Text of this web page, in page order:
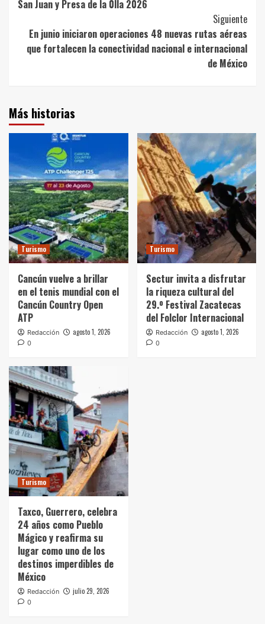
San Juan y Presa de la 0lla 2026
Siguiente
En junio iniciaron operaciones 48 nuevas rutas aéreas
que fortalecen la conectividad nacional e internacional
de México
Más historias
Turismo
Cancún vuelve a brillar
en el tenis mundial con el
Cancún Country Open
ATP
Redacción agosto 1, 2026
0
Turismo
Sectur invita a disfrutar
la riqueza cultural del
29.º Festival Zacatecas
del Folclor Internacional
Redacción agosto 1, 2026
0
Turismo
Taxco, Guerrero, celebra
24 años como Pueblo
Mágico y reafirma su
lugar como uno de los
destinos imperdibles de
México
Redacción julio 29, 2026
0